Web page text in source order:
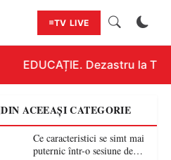
TV LIVE
EDUCAȚIE. Dezastru la
DIN ACEEAȘI CATEGORIE
Ce caracteristici se simt mai
puternic într-o sesiune de